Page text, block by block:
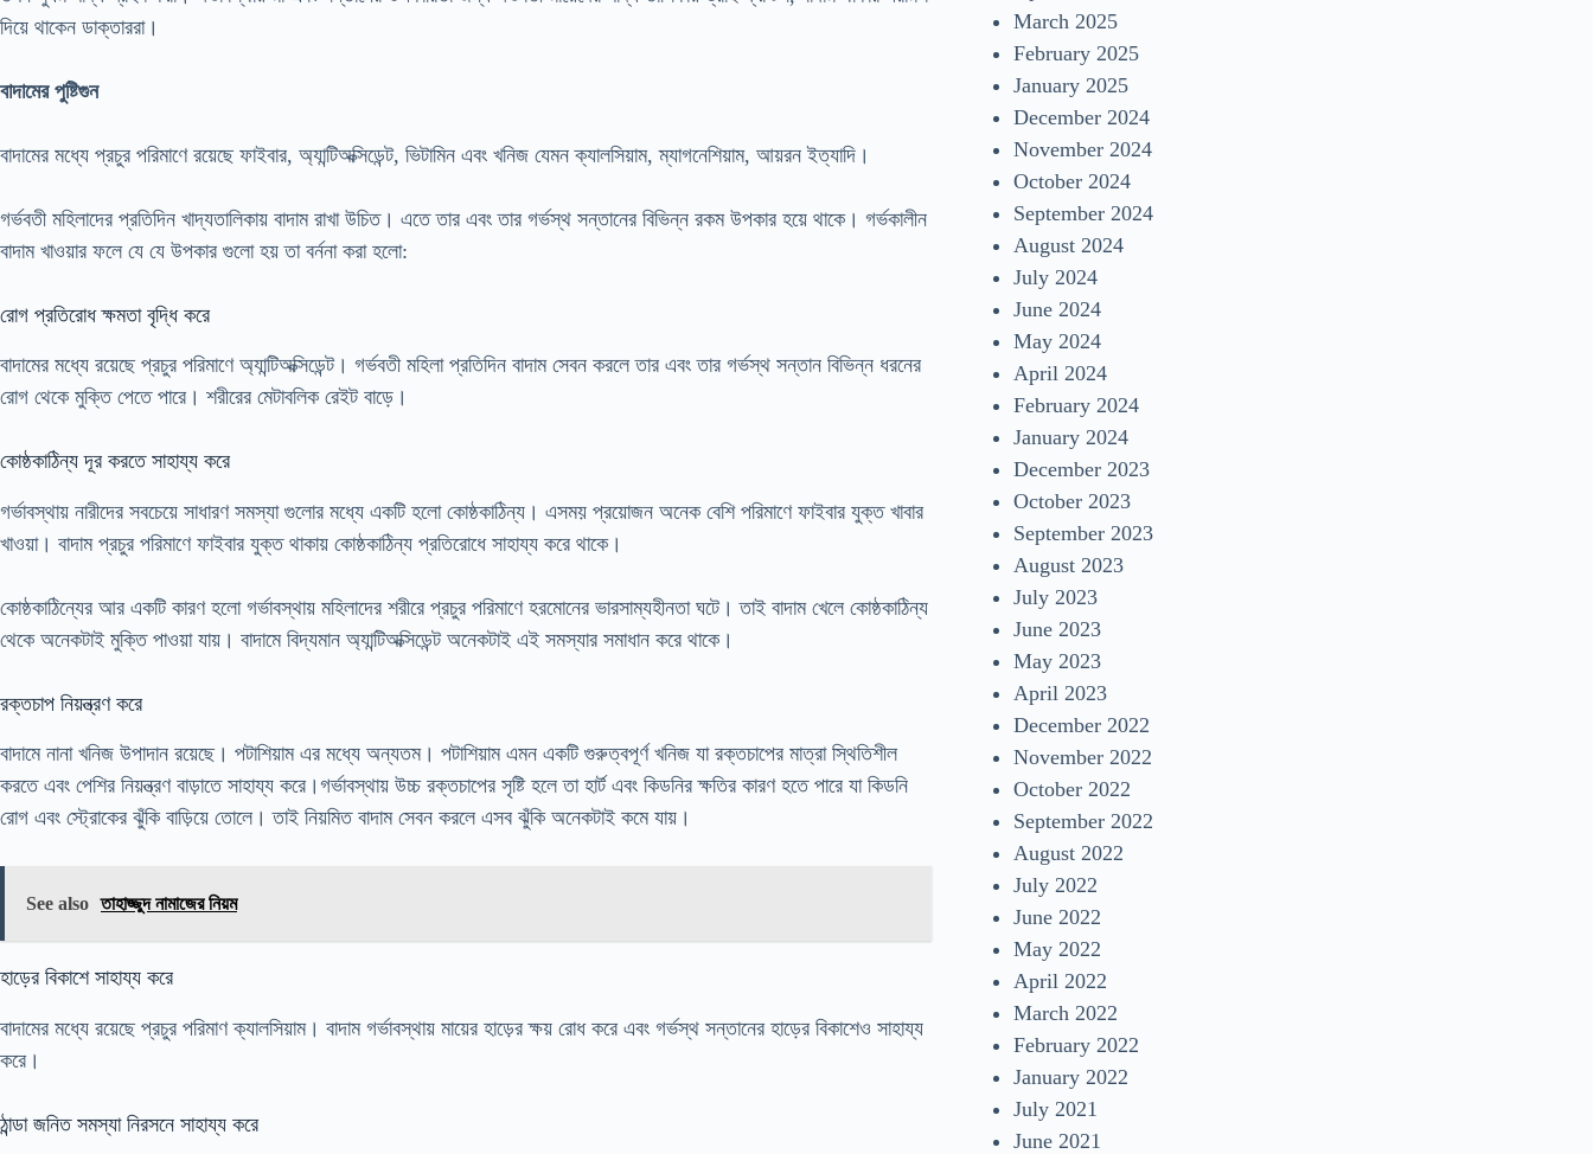
দিয়ে থাকেন ডাক্তাররা।
বাদামের পুষ্টিগুন
বাদামের মধ্যে প্রচুর পরিমাণে রয়েছে ফাইবার, অ্যান্টিঅক্সিডেন্ট, ভিটামিন এবং খনিজ যেমন ক্যালসিয়াম, ম্যাগনেশিয়াম, আয়রন ইত্যাদি।
গর্ভবতী মহিলাদের প্রতিদিন খাদ্যতালিকায় বাদাম রাখা উচিত। এতে তার এবং তার গর্ভস্থ সন্তানের বিভিন্ন রকম উপকার হয়ে থাকে। গর্ভকালীন
বাদাম খাওয়ার ফলে যে যে উপকার গুলো হয় তা বর্ননা করা হলো:
রোগ প্রতিরোধ ক্ষমতা বৃদ্ধি করে
বাদামের মধ্যে রয়েছে প্রচুর পরিমাণে অ্যান্টিঅক্সিডেন্ট। গর্ভবতী মহিলা প্রতিদিন বাদাম সেবন করলে তার এবং তার গর্ভস্থ সন্তান বিভিন্ন ধরনের
রোগ থেকে মুক্তি পেতে পারে। শরীরের মেটাবলিক রেইট বাড়ে।
কোষ্ঠকাঠিন্য দূর করতে সাহায্য করে
গর্ভাবস্থায় নারীদের সবচেয়ে সাধারণ সমস্যা গুলোর মধ্যে একটি হলো কোষ্ঠকাঠিন্য। এসময় প্রয়োজন অনেক বেশি পরিমাণে ফাইবার যুক্ত খাবার
খাওয়া। বাদাম প্রচুর পরিমাণে ফাইবার যুক্ত থাকায় কোষ্ঠকাঠিন্য প্রতিরোধে সাহায্য করে থাকে।
কোষ্ঠকাঠিন্যের আর একটি কারণ হলো গর্ভাবস্থায় মহিলাদের শরীরে প্রচুর পরিমাণে হরমোনের ভারসাম্যহীনতা ঘটে। তাই বাদাম খেলে কোষ্ঠকাঠিন্য
থেকে অনেকটাই মুক্তি পাওয়া যায়। বাদামে বিদ্যমান অ্যান্টিঅক্সিডেন্ট অনেকটাই এই সমস্যার সমাধান করে থাকে।
রক্তচাপ নিয়ন্ত্রণ করে
বাদামে নানা খনিজ উপাদান রয়েছে। পটাশিয়াম এর মধ্যে অন্যতম। পটাশিয়াম এমন একটি গুরুত্বপূর্ণ খনিজ যা রক্তচাপের মাত্রা স্থিতিশীল
করতে এবং পেশির নিয়ন্ত্রণ বাড়াতে সাহায্য করে।গর্ভাবস্থায় উচ্চ রক্তচাপের সৃষ্টি হলে তা হার্ট এবং কিডনির ক্ষতির কারণ হতে পারে যা কিডনি
রোগ এবং স্ট্রোকের ঝুঁকি বাড়িয়ে তোলে। তাই নিয়মিত বাদাম সেবন করলে এসব ঝুঁকি অনেকটাই কমে যায়।
See also তাহাজ্জুদ নামাজের নিয়ম
হাড়ের বিকাশে সাহায্য করে
বাদামের মধ্যে রয়েছে প্রচুর পরিমাণ ক্যালসিয়াম। বাদাম গর্ভাবস্থায় মায়ের হাড়ের ক্ষয় রোধ করে এবং গর্ভস্থ সন্তানের হাড়ের বিকাশেও সাহায্য
করে।
ঠান্ডা জনিত সমস্যা নিরসনে সাহায্য করে
March 2025
February 2025
January 2025
December 2024
November 2024
October 2024
September 2024
August 2024
July 2024
June 2024
May 2024
April 2024
February 2024
January 2024
December 2023
October 2023
September 2023
August 2023
July 2023
June 2023
May 2023
April 2023
December 2022
November 2022
October 2022
September 2022
August 2022
July 2022
June 2022
May 2022
April 2022
March 2022
February 2022
January 2022
July 2021
June 2021